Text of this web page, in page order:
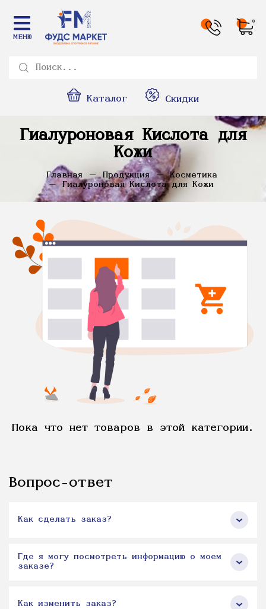
МЕНЮ
0
Каталог Скидки
Гиалуроновая Кислота для
Кожи
Главная Продукция
Косметика
Гиалуроновая Кислота для Кожи
Пока что нет товаров в этой категории.
Вопрос-ответ
Как сделать заказ?
Где я могу посмотреть информацию о моем
заказе?
Как изменить заказ?